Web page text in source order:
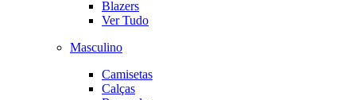
Blazers
Ver Tudo
Masculino
Camisetas
Calças